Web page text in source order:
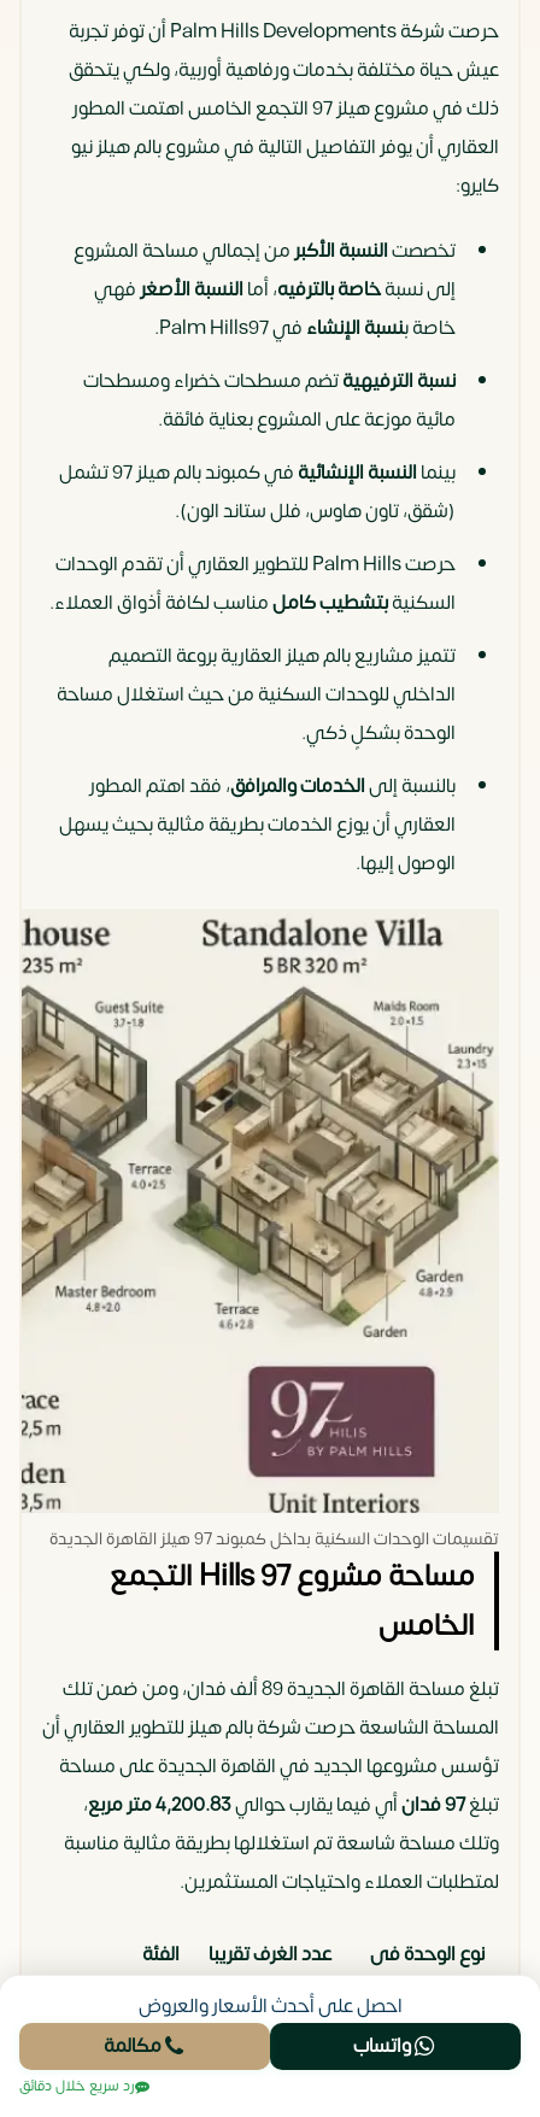
حرصت شركة Palm Hills Developments أن توفر تجربة
عيش حياة مختلفة بخدمات ورفاهية أوربية، ولكي يتحقق
ذلك في مشروع هيلز 97 التجمع الخامس اهتمت المطور
العقاري أن يوفر التفاصيل التالية في مشروع بالم هيلز نيو
كايرو:
تخصصتالنسبة الأكبرمن إجمالي مساحة المشروع
إلى نسبةخاصة بالترفيه، أماالنسبة الأصغرفهي
خاصة بنسبة الإنشاءفي Palm Hills97.
نسبة الترفيهيةتضم مسطحات خضراء ومسطحات
مائية موزعة على المشروع بعناية فائقة.
بينماالنسبة الإنشائية
في كمبوند بالم هيلز 97 تشمل
(شقق، تاون هاوس، فلل ستاند الون).
حرصت Palm Hills للتطوير العقاري أن تقدم الوحدات
السكنيةبتشطيب كاملمناسب لكافة أذواق العملاء.
تتميز مشاريع بالم هيلز العقارية بروعة التصميم
الداخلي للوحدات السكنية من حيث استغلال مساحة
الوحدة بشكلٍ ذكي.
بالنسبة إلىالخدمات والمرافق، فقد اهتم المطور
العقاري أن يوزع الخدمات بطريقة مثالية بحيث يسهل
الوصول إليها.
تقسيمات الوحدات السكنية بداخل كمبوند 97 هيلز القاهرة الجديدة
مساحة مشروع 97 Hills التجمع
الخامس
تبلغ مساحة القاهرة الجديدة 89 ألف فدان، ومن ضمن تلك
المساحة الشاسعة حرصت شركة بالم هيلز للتطوير العقاري أن
تؤسس مشروعها الجديد في القاهرة الجديدة على مساحة
تبلغ97 فدان أي فيما يقارب حوالي4,200.83 متر مربع
،
وتلك مساحة شاسعة تم استغلالها بطريقة مثالية مناسبة
لمتطلبات العملاء واحتياجات المستثمرين.
نوع الوحدة فى
نينتي سيفن
القاهرة الجديدة
عدد الغرف تقريبا
الفئة
المستهدفة
العذاب،
مساحة الوحدات Compound 97 Hills
احصل على أحدث الأسعار والعروض
واتساب
مكالمة
رد سريع خلال دقائق